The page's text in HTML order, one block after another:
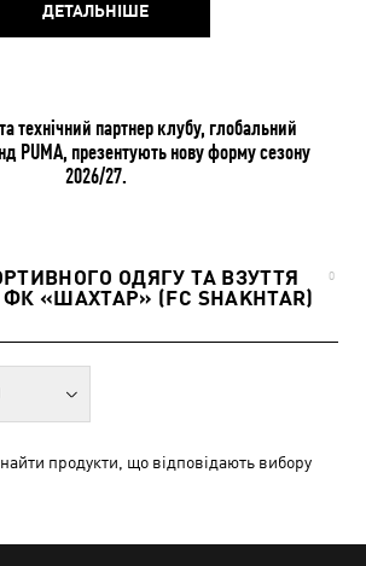
ДЕТАЛЬНІШЕ
технічний партнер клубу, глобальний
PUMA, презентують нову форму сезону
2026/27.
ОДЯГУ ТА ВЗУТТЯ
«ШАХТАР» (FC SHAKHTAR)
0
продукти, що відповідають вибору